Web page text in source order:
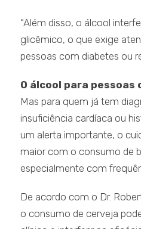
“Além disso, o álcool
glicêmico, o que exige
pessoas com diabetes ou
O álcool para pessoas
Mas para quem já tem
insuficiência cardíaca ou
um alerta importante, o
maior com o consumo de
especialmente com
De acordo com o Dr.
o consumo de cerveja